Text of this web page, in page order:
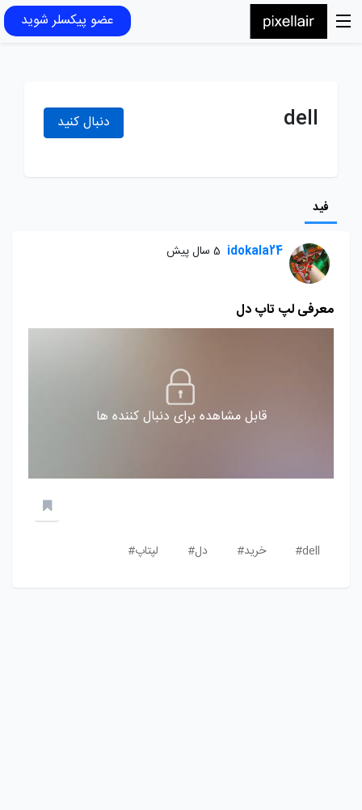
عضو پیکسلر شوید
dell دنبال کنید
فید
idokala24 5 سال پیش
معرفی لپ تاپ دل
قابل مشاهده برای دنبال کننده ها
dell# خرید# دل# لپتاپ#